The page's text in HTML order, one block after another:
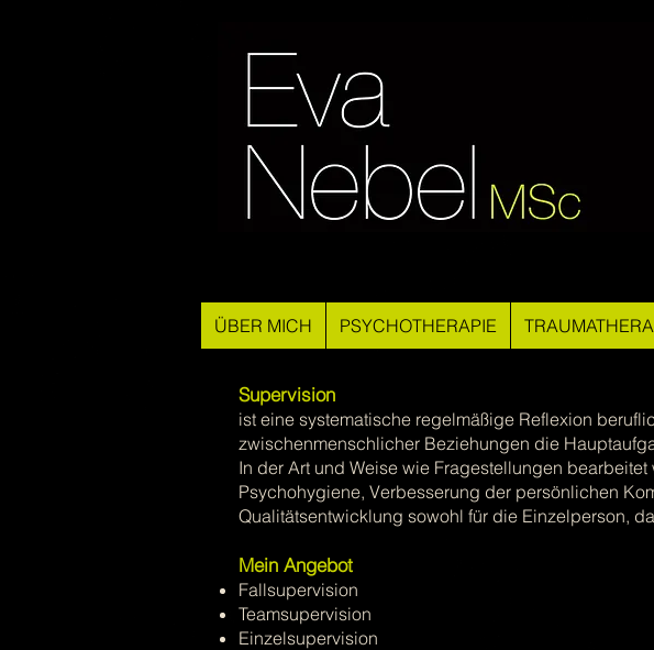
Supervision
ist eine systematische regelmäßige Reflexion
zwischenmenschlicher Beziehungen die
In der Art und Weise wie Fragestellungen
Psychohygiene, Verbesserung der persönlichen
Qualitätsentwicklung sowohl für die Einzelperson,
Mein Angebot
Fallsupervision
Teamsupervision
Einzelsupervision
ÜBER MICH PSYCHOTHERAPIE